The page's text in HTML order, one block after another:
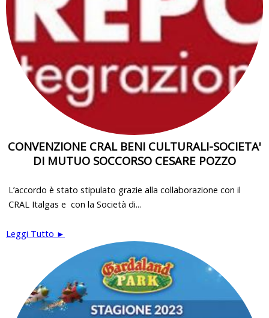
CONVENZIONE CRAL BENI CULTURALI-SOCIETA'
DI MUTUO SOCCORSO CESARE POZZO
L’accordo è stato stipulato grazie alla collaborazione con il
CRAL Italgas e con la Società di...
Leggi Tutto ►